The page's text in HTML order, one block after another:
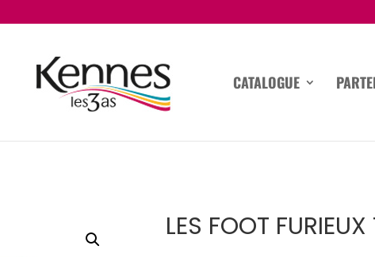
CATALOGUE
LES FOOT